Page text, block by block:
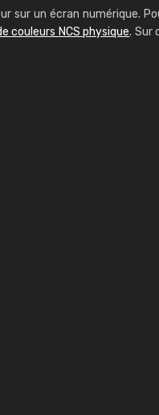
sur un écran numérique.
couleurs NCS physique. Sur